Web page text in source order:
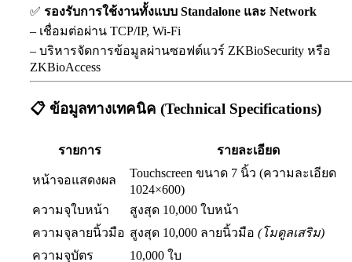
✅ รองรับการใช้งานทั้งแบบ Standalone และ Network
– เชื่อมต่อผ่าน TCP/IP, Wi-Fi
– บริหารจัดการข้อมูลผ่านซอฟต์แวร์ ZKBioSecurity หรือ
ZKBioAccess
📋 ข้อมูลทางเทคนิค (Technical Specifications)
รายการ รายละเอียด
หน้าจอแสดงผล
Touchscreen ขนาด 7 นิ้ว (ความละเอียด
1024×600)
ความจุใบหน้า
สูงสุด 10,000 ใบหน้า
ความจุลายนิ้วมือ สูงสุด 10,000 ลายนิ้วมือ (โมดูลเสริม)
ความจุบัตร
10,000 ใบ